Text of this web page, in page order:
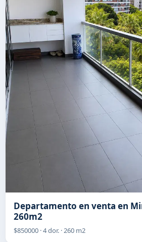
Departamento en venta en
260m2
$850000 · 4 dor. · 260 m2